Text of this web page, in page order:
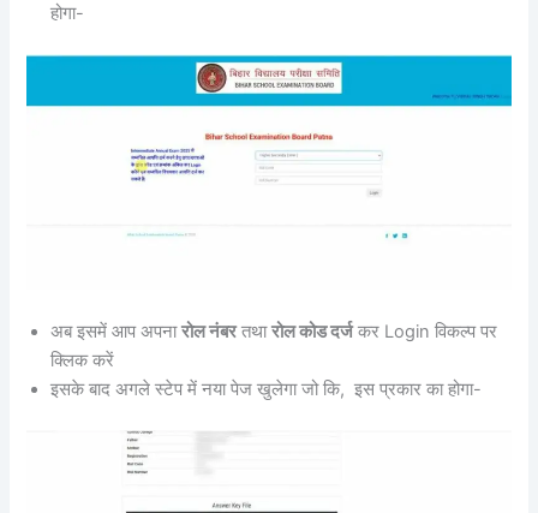
होगा-
अब इसमें आप अपनारोल नंबरतथारोल कोड दर्जकर Login विकल्प पर
क्लिक करें
इसके बाद अगले स्टेप में नया पेज खुलेगा जो कि, इस प्रकार का होगा-